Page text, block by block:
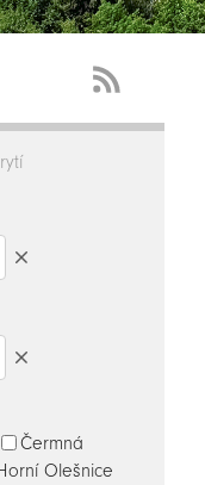
Feed
Čermná
Olešnice